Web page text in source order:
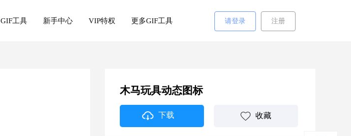
GIF工具 新手中心 VIP特权 更多GIF工具 请登录 注册
木马玩具动态图标
下载 收藏